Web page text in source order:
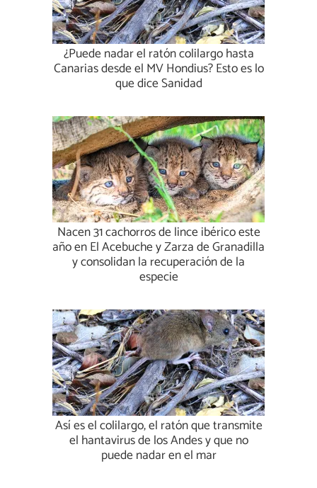
¿Puede nadar el ratón colilargo hasta
Canarias desde el MV Hondius? Esto es lo
que dice Sanidad
Nacen 31 cachorros de lince ibérico este
año en El Acebuche y Zarza de Granadilla
y consolidan la recuperación de la
especie
Así es el colilargo, el ratón que transmite
el hantavirus de los Andes y que no
puede nadar en el mar